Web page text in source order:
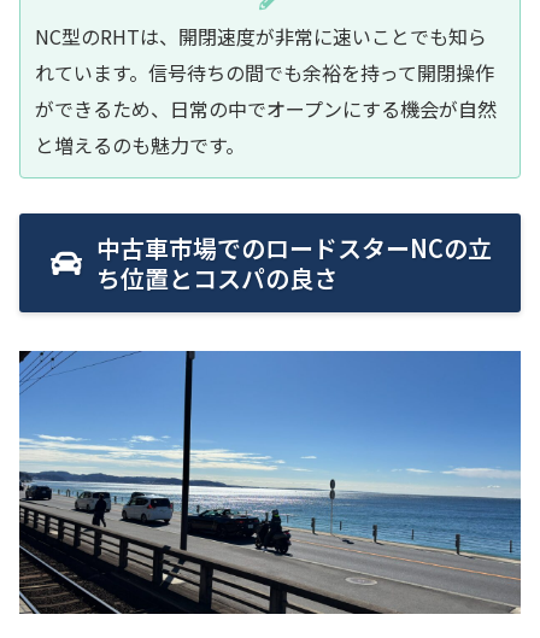
NC型のRHTは、開閉速度が非常に速いことでも知ら
れています。信号待ちの間でも余裕を持って開閉操作
ができるため、日常の中でオープンにする機会が自然
と増えるのも魅力です。
中古車市場でのロードスターNCの立
ち位置とコスパの良さ